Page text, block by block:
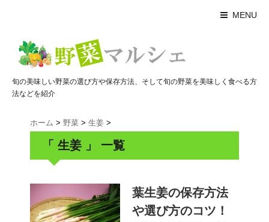
MENU
旬の美味しい野菜の選び方や保存方法、そして旬の野菜を美味しく食べる方
法などを紹介
ホーム > 野菜 > 生姜 >
「 生姜 」 一覧
葉生姜の保存方法
や選び方のコツ！